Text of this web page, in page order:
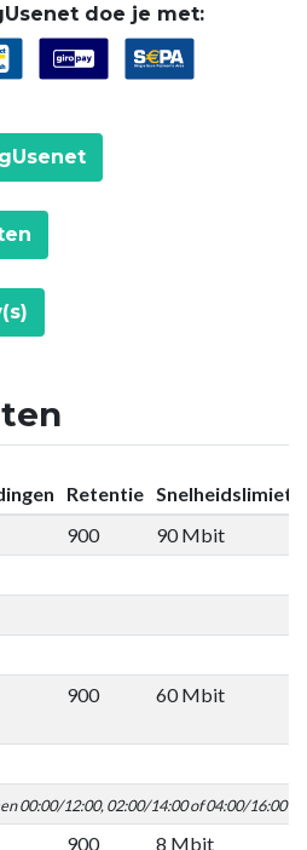
doe je met:
Retentie Snelheidslimiet
900 90 Mbit
900 60 Mbit
00:00/12:00, 02:00/14:00 of 04:00/16:00
900 8 Mbit